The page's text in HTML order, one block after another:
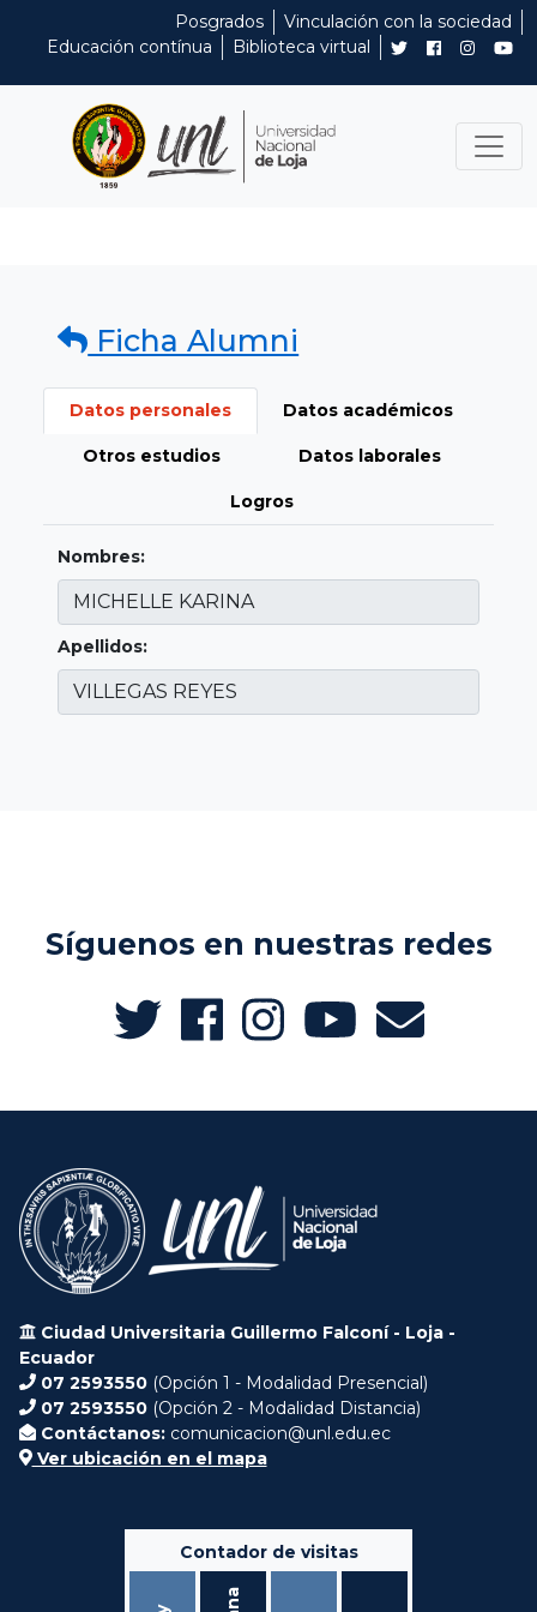
Posgrados
Vinculación con la sociedad
Educación contínua
Biblioteca virtual
Ficha Alumni
Datos personales Datos académicos
Otros estudios Datos laborales
Logros
Nombres:
Apellidos:
Síguenos en nuestras redes
Ciudad Universitaria Guillermo Falconí - Loja -
Ecuador
07 2593550 (Opción 1 - Modalidad Presencial)
07 2593550 (Opción 2 - Modalidad Distancia)
Contáctanos: comunicacion@unl.edu.ec
Ver ubicación en el mapa
Contador de visitas